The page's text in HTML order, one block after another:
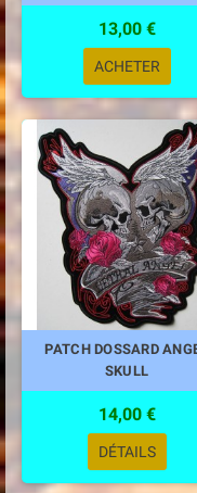
13,00 €
ACHETER
PATCH DOSSARD
SKULL
14,00 €
DÉTAILS